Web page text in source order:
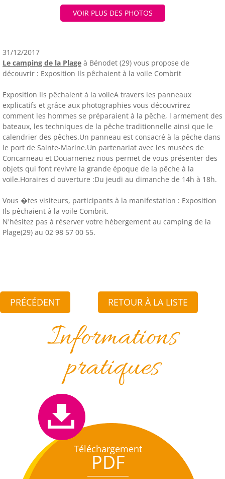
VOIR PLUS DES PHOTOS
31/12/2017
Le camping de la Plage à Bénodet (29) vous propose de
découvrir : Exposition Ils pêchaient à la voile Combrit
Exposition Ils pêchaient à la voileA travers les panneaux
explicatifs et grâce aux photographies vous découvrirez
comment les hommes se préparaient à la pêche, l armement des
bateaux, les techniques de la pêche traditionnelle ainsi que le
calendrier des pêches.Un panneau est consacré à la pêche dans
le port de Sainte-Marine.Un partenariat avec les musées de
Concarneau et Douarnenez nous permet de vous présenter des
objets qui font revivre la grande époque de la pêche à la
voile.Horaires d ouverture :Du jeudi au dimanche de 14h à 18h.
Vous �tes visiteurs, participants à la manifestation : Exposition
Ils pêchaient à la voile Combrit.
N'hésitez pas à réserver votre hébergement au camping de la
Plage(29) au 02 98 57 00 55.
PRÉCÉDENT RETOUR À LA LISTE
Informations
pratiques
Téléchargement
PDF